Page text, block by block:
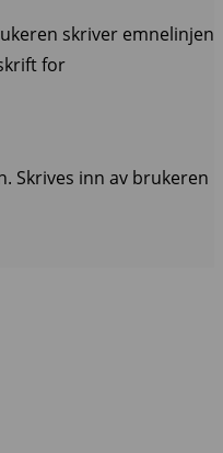
skriver emnelinjen
for
Skrives inn av brukeren